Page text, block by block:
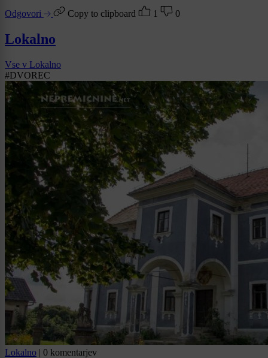
Odgovori Copy to clipboard 1 0
Lokalno
Vse v Lokalno
#DVOREC
Lokalno | 0 komentarjev